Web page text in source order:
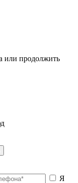
или продолжить
Я